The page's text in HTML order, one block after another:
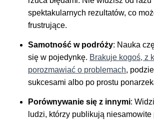
spektakularnych rezultatów, co
frustrujące.
Samotność w podróży: Nauka
się w pojedynkę. Brakuje kogoś, z
porozmawiać o problemach,
sukcesami albo po prostu
Porównywanie się z innymi:
ludzi, którzy publikują niesamowite